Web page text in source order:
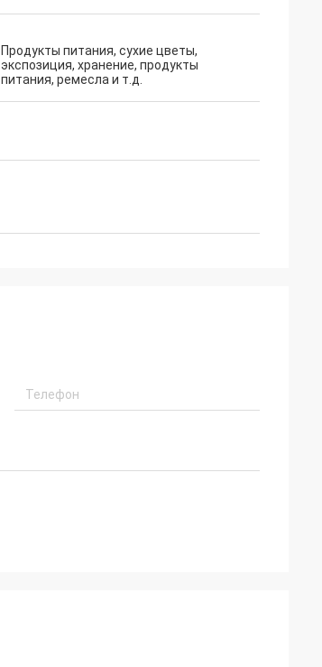
Продукты питания, сухие цветы,
экспозиция, хранение, продукты
питания, ремесла и т.д.